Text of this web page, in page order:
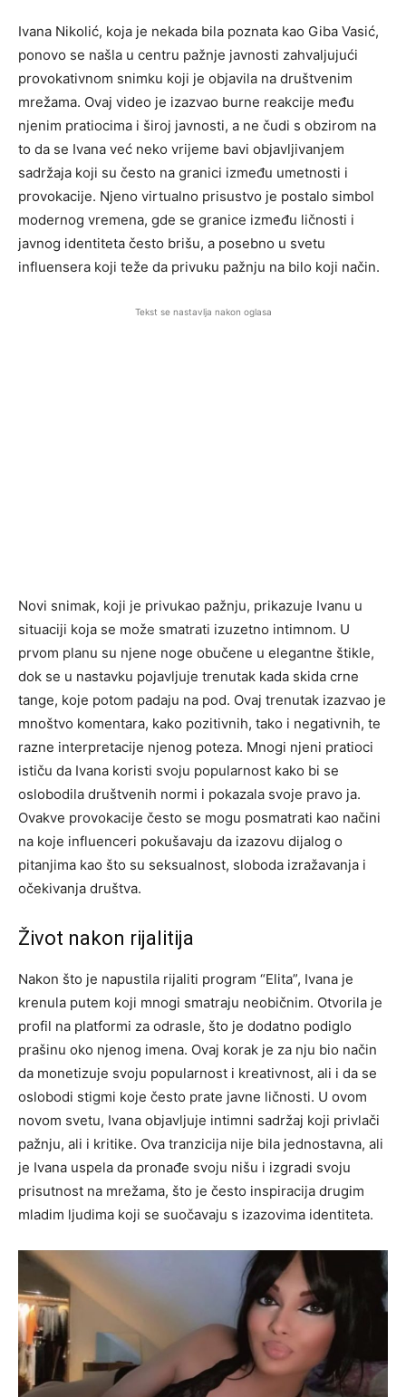
Ivana Nikolić, koja je nekada bila poznata kao Giba Vasić,
ponovo se našla u centru pažnje javnosti zahvaljujući
provokativnom snimku koji je objavila na društvenim
mrežama. Ovaj video je izazvao burne reakcije među
njenim pratiocima i široj javnosti, a ne čudi s obzirom na
to da se Ivana već neko vrijeme bavi objavljivanjem
sadržaja koji su često na granici između umetnosti i
provokacije. Njeno virtualno prisustvo je postalo simbol
modernog vremena, gde se granice između ličnosti i
javnog identiteta često brišu, a posebno u svetu
influensera koji teže da privuku pažnju na bilo koji način.
Tekst se nastavlja nakon oglasa
Novi snimak, koji je privukao pažnju, prikazuje Ivanu u
situaciji koja se može smatrati izuzetno intimnom. U
prvom planu su njene noge obučene u elegantne štikle,
dok se u nastavku pojavljuje trenutak kada skida crne
tange, koje potom padaju na pod. Ovaj trenutak izazvao je
mnoštvo komentara, kako pozitivnih, tako i negativnih, te
razne interpretacije njenog poteza. Mnogi njeni pratioci
ističu da Ivana koristi svoju popularnost kako bi se
oslobodila društvenih normi i pokazala svoje pravo ja.
Ovakve provokacije često se mogu posmatrati kao načini
na koje influenceri pokušavaju da izazovu dijalog o
pitanjima kao što su seksualnost, sloboda izražavanja i
očekivanja društva.
Život nakon rijalitija
Nakon što je napustila rijaliti program “Elita”, Ivana je
krenula putem koji mnogi smatraju neobičnim. Otvorila je
profil na platformi za odrasle, što je dodatno podiglo
prašinu oko njenog imena. Ovaj korak je za nju bio način
da monetizuje svoju popularnost i kreativnost, ali i da se
oslobodi stigmi koje često prate javne ličnosti. U ovom
novom svetu, Ivana objavljuje intimni sadržaj koji privlači
pažnju, ali i kritike. Ova tranzicija nije bila jednostavna, ali
je Ivana uspela da pronađe svoju nišu i izgradi svoju
prisutnost na mrežama, što je često inspiracija drugim
mladim ljudima koji se suočavaju s izazovima identiteta.